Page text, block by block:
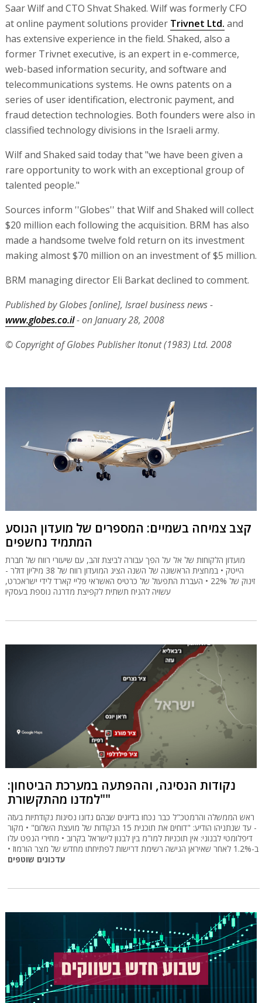
Saar Wilf and CTO Shvat Shaked. Wilf was formerly CFO
at online payment solutions provider Trivnet Ltd. and
has extensive experience in the field. Shaked, also a
former Trivnet executive, is an expert in e-commerce,
web-based information security, and software and
telecommunications systems. He owns patents on a
series of user identification, electronic payment, and
fraud detection technologies. Both founders were also in
classified technology divisions in the Israeli army.
Wilf and Shaked said today that "we have been given a
rare opportunity to work with an exceptional group of
talented people."
Sources inform ''Globes'' that Wilf and Shaked will collect
$20 million each following the acquisition. BRM has also
made a handsome twelve fold return on its investment
making almost $70 million on an investment of $5 million.
BRM managing director Eli Barkat declined to comment.
Published by Globes [online], Israel business news -
www.globes.co.il- on January 28, 2008
© Copyright of Globes Publisher Itonut (1983) Ltd. 2008
קצב צמיחה בשמיים: המספרים של מועדון הנוסע
המתמיד נחשפים
מועדון הלקוחות של אל על הפך עבורה לביצת זהב, עם שיעורי רווח של חברת
הייטק • במחצית הראשונה של השנה הציג המועדון רווח של 38 מיליון דולר -
זינוק של 22% • העברת התפעול של כרטיס האשראי פליי קארד לידי ישראכרט,
עשויה להניח תשתית לקפיצת מדרגה נוספת בעסקיו
נקודות הנסיגה, וההפתעה במערכת הביטחון:
"למדנו מהתקשורת"
ראש הממשלה והרמטכ"ל כבר נכחו בדיונים שבהם נדונו נסיגות נקודתיות בעזה
- עד שנתניהו הודיע: "דוחים את תוכנית 15 הנקודות של מועצת השלום" • מקור
דיפלומטי לבנוני: אין תוכניות למו"מ בין לבנון לישראל בקרוב • מחירי הנפט עלו
ב-1.2% לאחר שאיראן הגישה רשימת דרישות לפתיחתו מחדש של מצר הורמוז •
עדכונים שוטפים